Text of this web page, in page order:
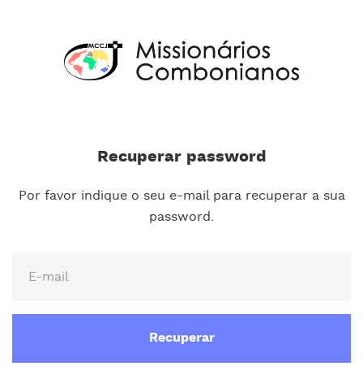
Recuperar password
Por favor indique o seu e-mail para recuperar a sua
password.
Recuperar